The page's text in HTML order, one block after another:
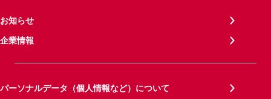
お知らせ
企業情報
パーソナルデータ（個人情報など）について